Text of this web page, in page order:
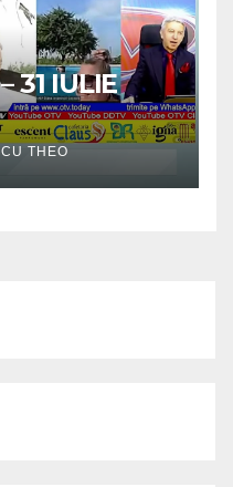
31 IULIE
THEO